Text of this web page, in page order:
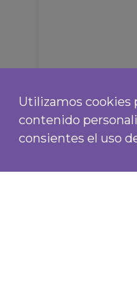
Utilizamos cookies
contenido
consientes el uso